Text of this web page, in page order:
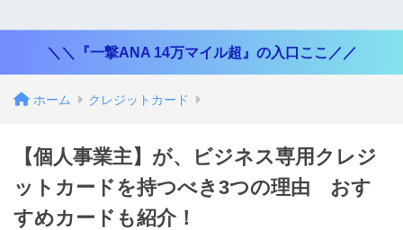
＼＼『一撃ANA 14万マイル超』の入口ここ／／
ホーム クレジットカード
【個人事業主】が、ビジネス専用クレジ
ットカードを持つべき3つの理由 おす
すめカードも紹介！